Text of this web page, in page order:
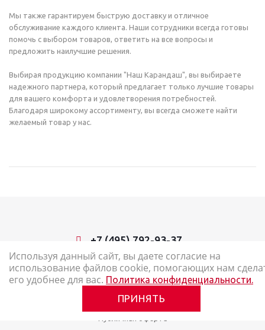
Мы также гарантируем быструю доставку и отличное
обслуживание каждого клиента. Наши сотрудники всегда готовы
помочь с выбором товаров, ответить на все вопросы и
предложить наилучшие решения.
Выбирая продукцию компании "Наш Карандаш", вы выбираете
надежного партнера, который предлагает только лучшие товары
для вашего комфорта и удовлетворения потребностей.
Благодаря широкому ассортименту, вы всегда сможете найти
желаемый товар у нас.
+7 (495) 792-93-37
2026 © Наш Карандаш: интернет-магазин канцелярских товаров
Карта сайта
Используя данный сайт, вы даете согласие на
использование файлов cookie, помогающих нам
его удобнее для вас. Политика конфиденциальности.
ПРИНЯТЬ